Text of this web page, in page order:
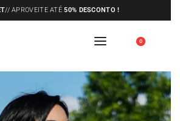
// APROVEITE ATÉ50% DESCONTO !
PARA A EUROPA, 0